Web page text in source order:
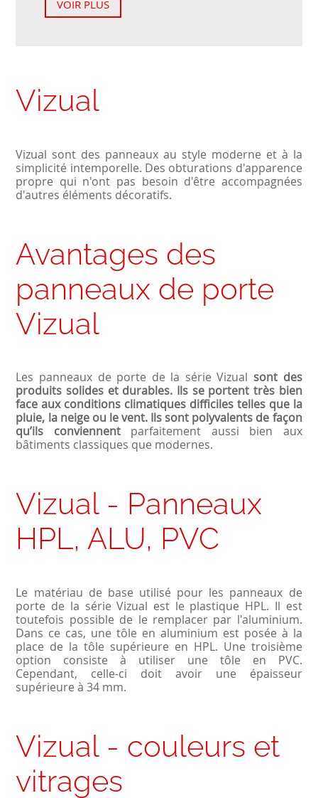
VOIR PLUS
Vizual
Vizual sont des panneaux au style moderne et à la
simplicité intemporelle. Des obturations d'apparence
propre qui n'ont pas besoin d'être accompagnées
d'autres éléments décoratifs.
Avantages des
panneaux de porte
Vizual
Les panneaux de porte de la série Vizual sont des
produits solides et durables. Ils se portent très bien
face aux conditions climatiques difficiles telles que la
pluie, la neige ou le vent. Ils sont polyvalents de façon
qu’ils conviennentparfaitement aussi bien aux
bâtiments classiques que modernes.
Vizual - Panneaux
HPL, ALU, PVC
Le matériau de base utilisé pour les panneaux de
porte de la série Vizual est le plastique HPL. Il est
toutefois possible de le remplacer par l'aluminium.
Dans ce cas, une tôle en aluminium est posée à la
place de la tôle supérieure en HPL. Une troisième
option consiste à utiliser une tôle en PVC.
Cependant, celle-ci doit avoir une épaisseur
supérieure à 34 mm.
Vizual - couleurs et
vitrages